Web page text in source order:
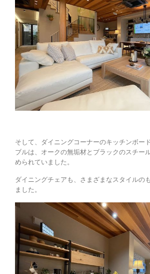
そして、ダイニングコーナーのキッチンボー
ブルは、オークの無垢材とブラックのスチー
められていました。
ダイニングチェアも、さまざまなスタイルの
ました。